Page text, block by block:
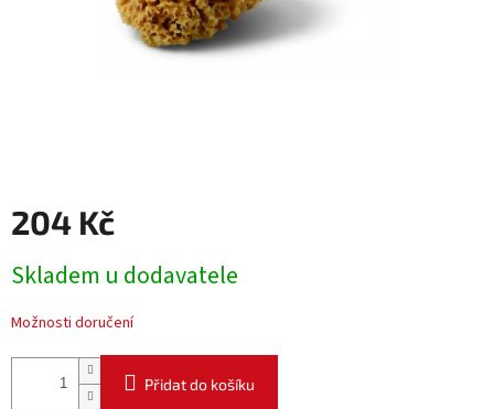
204 Kč
cena:
Skladem u dodavatele
Možnosti doručení
Přidat do košíku